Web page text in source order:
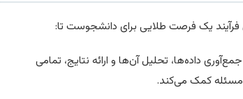
فرآیند یک فرصت طلایی برای دانشجوست تا:
داده‌ها، تحلیل آن‌ها و ارائه نتایج، تمامی
مسئله کمک می‌کند.